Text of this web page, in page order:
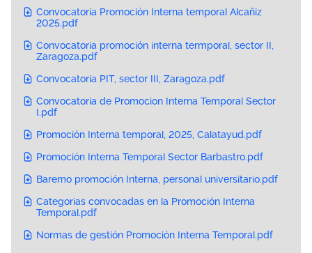
Convocatoria Promoción Interna temporal Alcañiz
2025.pdf
Convocatoria promoción interna termporal, sector II,
Zaragoza.pdf
Convocatoria PIT, sector III, Zaragoza.pdf
Convocatoria de Promocion Interna Temporal Sector
I.pdf
Promoción Interna temporal, 2025, Calatayud.pdf
Promoción Interna Temporal Sector Barbastro.pdf
Baremo promoción Interna, personal universitario.pdf
Categorias convocadas en la Promoción Interna
Temporal.pdf
Normas de gestión Promoción Interna Temporal.pdf